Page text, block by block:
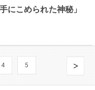
にこめられた神秘」
4 5